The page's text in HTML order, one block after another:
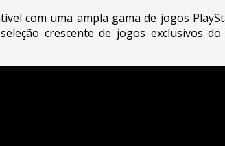
com uma ampla gama de jogos
crescente de jogos exclusivos